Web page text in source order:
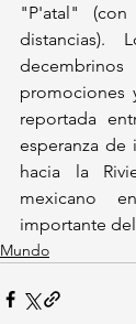
"P'atal" (con
distancias).
decembrinos
promociones
reportada
esperanza
hacia la
mexicano
importante
Mundo